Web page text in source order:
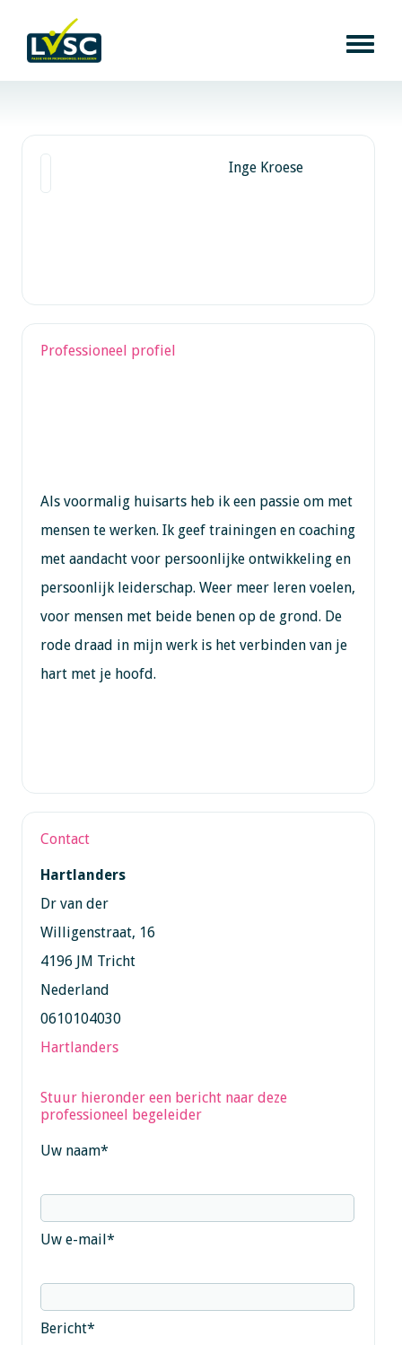
Inge Kroese
Professioneel profiel
Als voormalig huisarts heb ik een passie om met
mensen te werken. Ik geef trainingen en coaching
met aandacht voor persoonlijke ontwikkeling en
persoonlijk leiderschap. Weer meer leren voelen,
voor mensen met beide benen op de grond. De
rode draad in mijn werk is het verbinden van je
hart met je hoofd.
Contact
Hartlanders
Dr van der
Willigenstraat, 16
4196 JM Tricht
Nederland
0610104030
Hartlanders
Stuur hieronder een bericht naar deze
professioneel begeleider
Uw naam*
Uw e-mail*
Bericht*